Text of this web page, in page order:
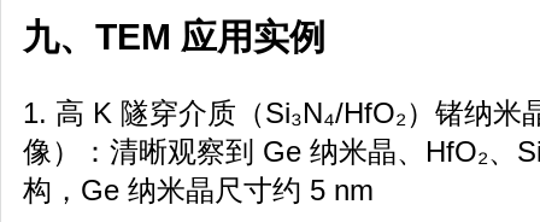
九、TEM 应用实例
1. 高 K 隧穿介质（Si₃N₄/HfO₂）锗纳
像）：清晰观察到 Ge 纳米晶、HfO₂、
构，Ge 纳米晶尺寸约 5 nm